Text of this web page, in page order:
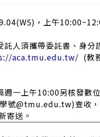
，上午
人須攜帶委託書、身分
aca.tmu.edu.tw/ (教
一上午10:00另核發數
號@tmu.edu.tw)查收
寄送。